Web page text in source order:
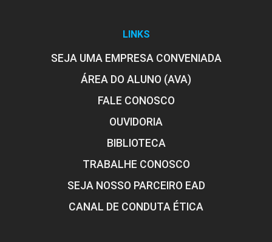
10h
LINKS
SEJA UMA EMPRESA CONVENIADA
ÁREA DO ALUNO (AVA)
FALE CONOSCO
OUVIDORIA
BIBLIOTECA
TRABALHE CONOSCO
SEJA NOSSO PARCEIRO EAD
CANAL DE CONDUTA ÉTICA